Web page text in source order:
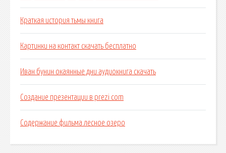
Краткая история тьмы книга
Картинки на контакт скачать бесплатно
Иван бунин окаянные дни аудиокнига скачать
Создание презентации в prezi com
Содержание фильма лесное озеро